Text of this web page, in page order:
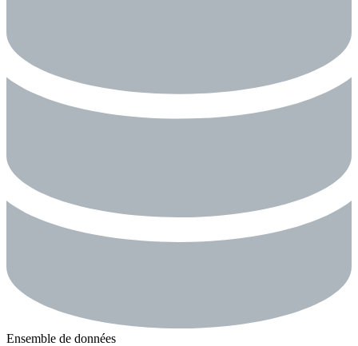
Ensemble de données